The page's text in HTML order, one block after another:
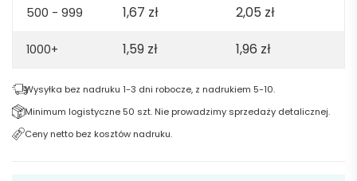
500 - 999 1,67 zł 2,05 zł
1000+ 1,59 zł 1,96 zł
Wysyłka bez nadruku 1-3 dni robocze, z nadrukiem 5-10.
Minimum logistyczne 50 szt. Nie prowadzimy sprzedaży detalicznej.
Ceny netto bez kosztów nadruku.